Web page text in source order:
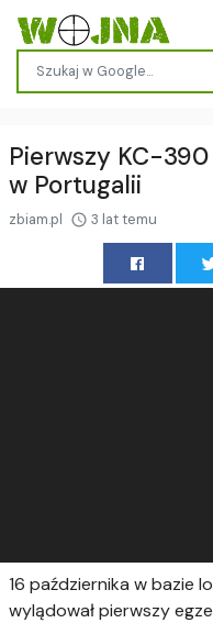
Pierwszy KC-
w Portugalii
zbiam.pl 3 lat temu
16 października w bazie
wylądował pierwszy